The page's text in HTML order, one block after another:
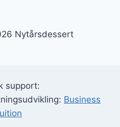
Nytårsdessert
support:
Business